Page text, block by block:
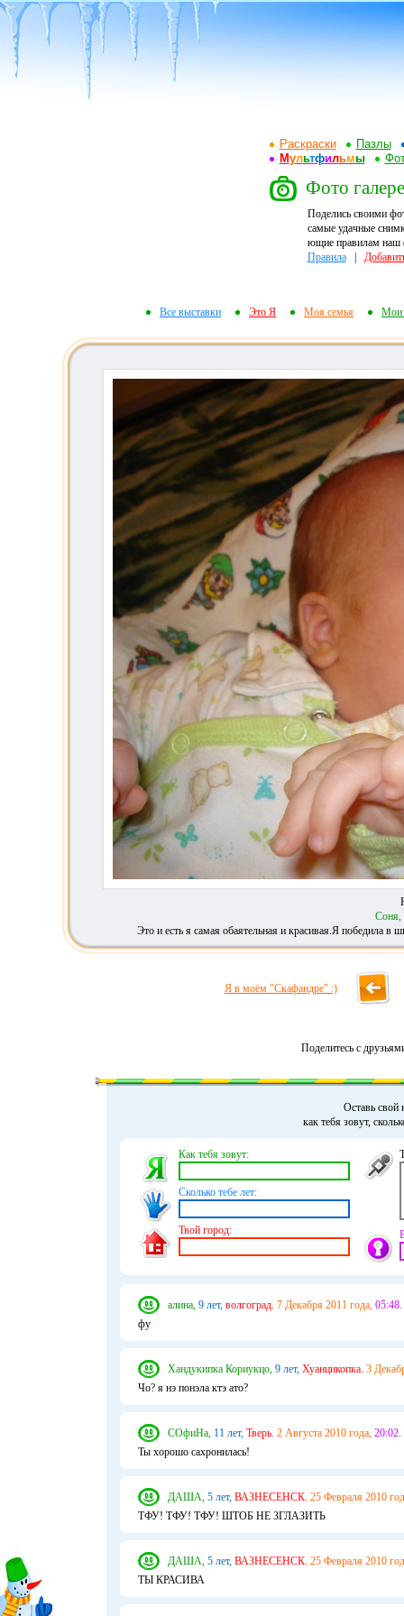
Раскраски
Пазлы
Мультфильмы
Фото
Поделись своими
самые удачные
ющие правилам наш
Правила|
Все выставки Это Я Моя семья Мои
Соня,
Это и есть я самая обаятельная и красивая.Я победила в
Я в моём "Скафандре" :)
Поделитесь с
Оставь свой
как тебя зовут,
Как тебя зовут:
Сколько тебе лет:
Твой город:
алина, 9 лет, волгоград. 7 Декабря 2011 года, 05:48.
фу
Хандукипка Кориукцо, 9 лет, Хуанцикопка. 3
Чо? я нэ понэла ктэ ато?
СОфиНа, 11 лет, Тверь. 2 Августа 2010 года, 20:02.
Ты хорошо сахронилась!
ДАША, 5 лет, ВАЗНЕСЕНСК. 25 Февраля 2010
ТФУ! ТФУ! ТФУ! ШТОБ НЕ ЗГЛАЗИТЬ
ДАША, 5 лет, ВАЗНЕСЕНСК. 25 Февраля 2010
ТЫ КРАСИВА